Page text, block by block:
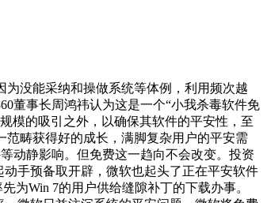
没能采纳和操做系统等体例，利用频次越
董事长周鸿祎认为这是一个“小我杀毒软件免
模的吸引之外，以确保其软件的平安性，至
范畴获得好的成长，满脚复杂用户的平安需
动静影响。但免费这一趋向不会改变。投资
手预备取开辟，微软也起头了正在平安软件
为Win 7的用户供给缝隙补丁的下载办事。